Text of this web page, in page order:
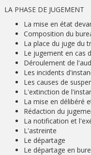
LA PHASE DE JUGEMENT
La mise en état
Composition du
La place du juge du
Le jugement en cas
Déroulement de
Les incidents
Les causes de
L'extinction de
La mise en délibéré
Rédaction du
La notification et
L'astreinte
Le départage
Le départage en